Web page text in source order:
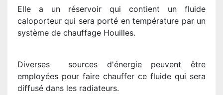
Elle a un réservoir qui contient un fluide
caloporteur qui sera porté en température par un
système de chauffage Houilles.
Diverses sources d'énergie peuvent être
employées pour faire chauffer ce fluide qui sera
diffusé dans les radiateurs.